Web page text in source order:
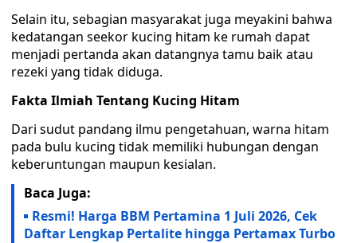
Selain itu, sebagian masyarakat juga meyakini bahwa
kedatangan seekor kucing hitam ke rumah dapat
menjadi pertanda akan datangnya tamu baik atau
rezeki yang tidak diduga.
Fakta Ilmiah Tentang Kucing Hitam
Dari sudut pandang ilmu pengetahuan, warna hitam
pada bulu kucing tidak memiliki hubungan dengan
keberuntungan maupun kesialan.
Baca Juga:
Resmi! Harga BBM Pertamina 1 Juli 2026, Cek
Daftar Lengkap Pertalite hingga Pertamax Turbo